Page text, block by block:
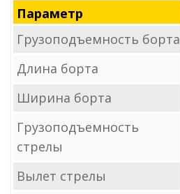
Параметр
Грузоподъемность борта
Длина борта
Ширина борта
Грузоподъемность
стрелы
Вылет стрелы